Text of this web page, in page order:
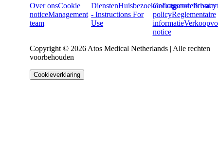
Over onsCookie
noticeManagement
team
DienstenHuisbezoeken
- Instructions For
Use
GedragscodePrivacy
policyReglementaire
informatie
notice
Copyright © 2026 Atos Medical Netherlands | Alle rechten
voorbehouden
Cookieverklaring